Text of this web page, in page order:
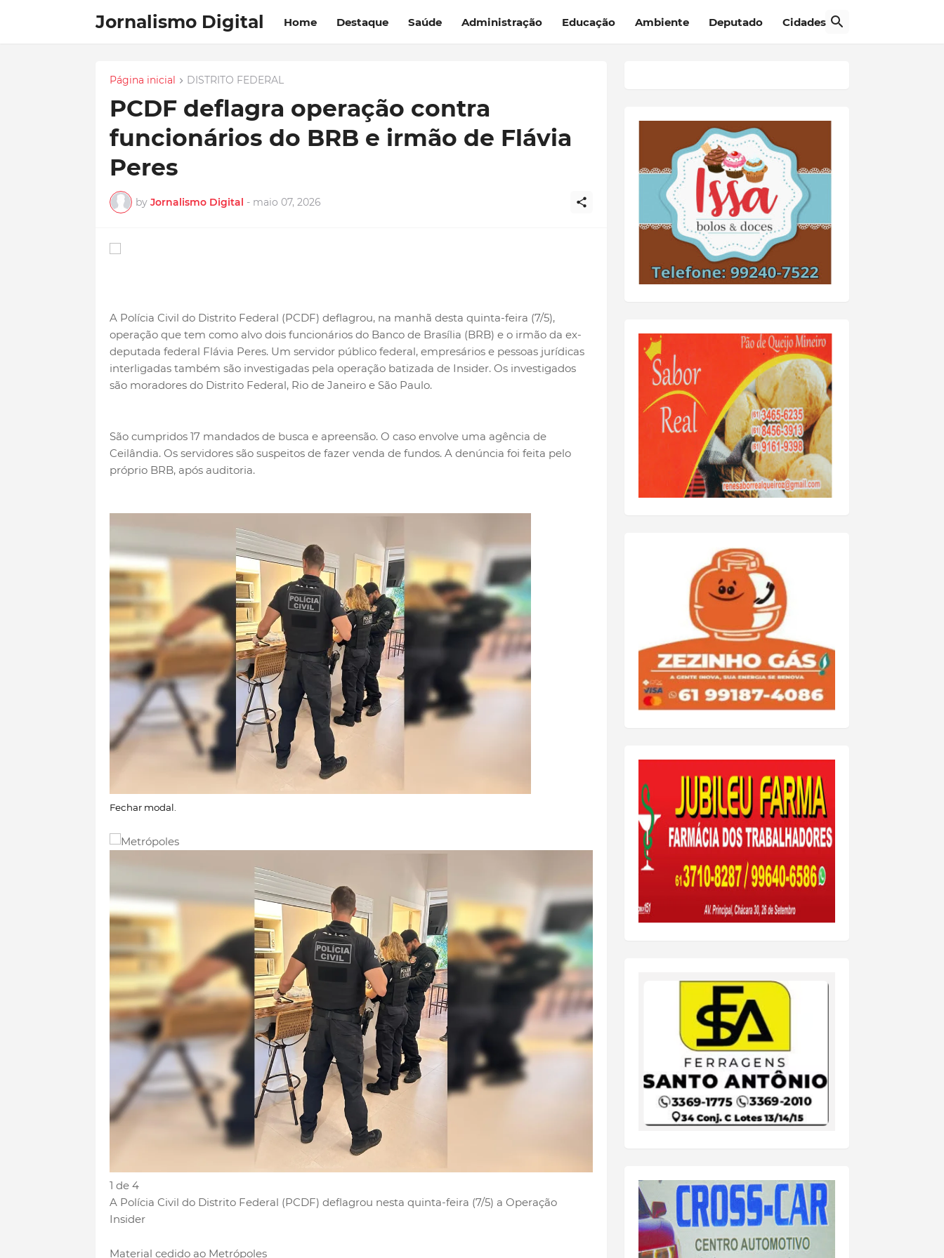
Jornalismo Digital Home Destaque Saúde Administração Educação Ambiente Deputado Cidades
Página inicial DISTRITO FEDERAL
PCDF deflagra operação contra
funcionários do BRB e irmão de Flávia
Peres
by Jornalismo Digital - maio 07, 2026
A Polícia Civil do Distrito Federal (PCDF) deflagrou, na manhã desta quinta-feira (7/5),
operação que tem como alvo dois funcionários do Banco de Brasília (BRB) e o irmão da ex-
deputada federal Flávia Peres. Um servidor público federal, empresários e pessoas jurídicas
interligadas também são investigadas pela operação batizada de Insider. Os investigados
são moradores do Distrito Federal, Rio de Janeiro e São Paulo.
São cumpridos 17 mandados de busca e apreensão. O caso envolve uma agência de
Ceilândia. Os servidores são suspeitos de fazer venda de fundos. A denúncia foi feita pelo
próprio BRB, após auditoria.
Fechar modal.
1 de 4
A Polícia Civil do Distrito Federal (PCDF) deflagrou nesta quinta-feira (7/5) a Operação
Insider
Material cedido ao Metrópoles